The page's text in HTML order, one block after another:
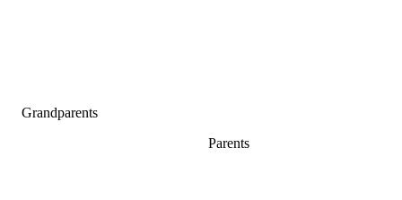
Grandparents
Parents